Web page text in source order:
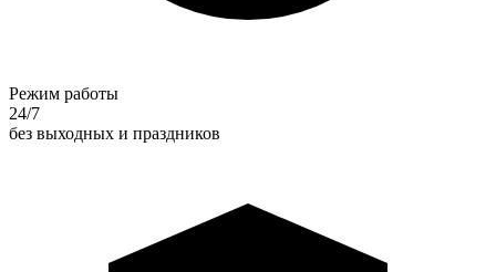
Режим работы
24/7
без выходных и праздников